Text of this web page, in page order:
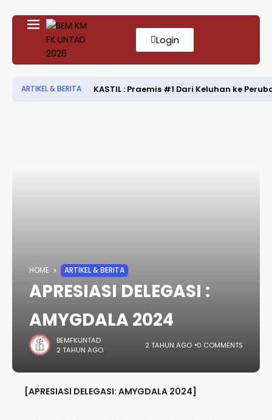
Login
ARTIKEL & BERITA KASTIL : Praemis #1 Dari Keluhan ke
HOME ARTIKEL & BERITA
APRESIASI DELEGASI :
AMYGDALA 2024
BEMFKUNTAD
2 TAHUN AGO
2 TAHUN AGO 0 COMMENTS
[APRESIASI DELEGASI: AMYGDALA 2024]